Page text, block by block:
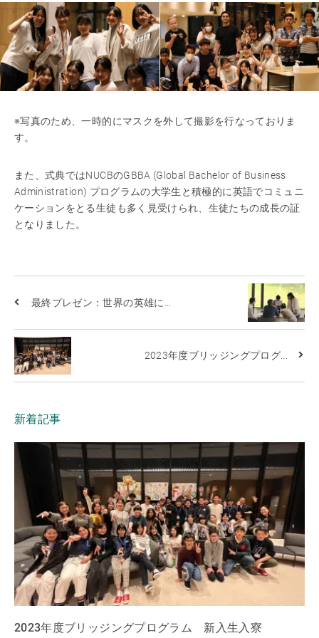
※写真のため、一時的にマスクを外して撮影を行なっておりま
す。
また、式典ではNUCBのGBBA (Global Bachelor of Business
Administration) プログラムの大学生と積極的に英語でコミュニ
ケーションをとる生徒も多く見受けられ、生徒たちの成長の証
となりました。
最終プレゼン：世界の英雄に...
2023年度ブリッジングプログ...
新着記事
2023年度ブリッジングプログラム 新入生入寮